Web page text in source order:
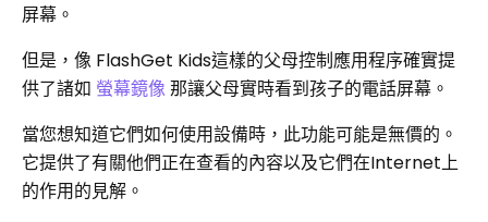
屏幕。
但是，像 FlashGet Kids這樣的父母控制應用程序確實提
供了諸如 螢幕鏡像 那讓父母實時看到孩子的電話屏幕。
當您想知道它們如何使用設備時，此功能可能是無價的。
它提供了有關他們正在查看的內容以及它們在Internet上
的作用的見解。